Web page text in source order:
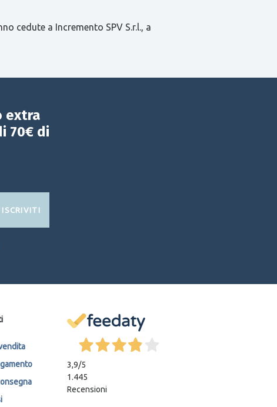
cedute a Incremento SPV S.r.l., a
extra
70€ di
ISCRIVITI
3,9/5
1.445
Recensioni